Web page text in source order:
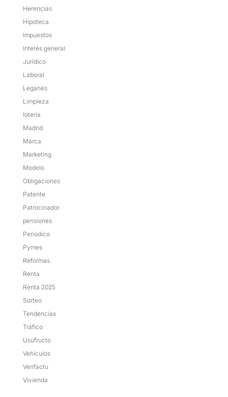
Herencias
Hipoteca
Impuestos
Interés general
Jurídico
Laboral
Leganés
Limpieza
lotería
Madrid
Marca
Marketing
Modelo
Obligaciones
Patente
Patrocinador
pensiones
Periodico
Pymes
Reformas
Renta
Renta 2025
Sorteo
Tendencias
Tráfico
Usufructo
Vehículos
Verifactu
Vivienda